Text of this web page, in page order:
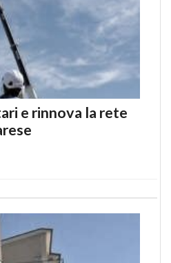
e rinnova la rete